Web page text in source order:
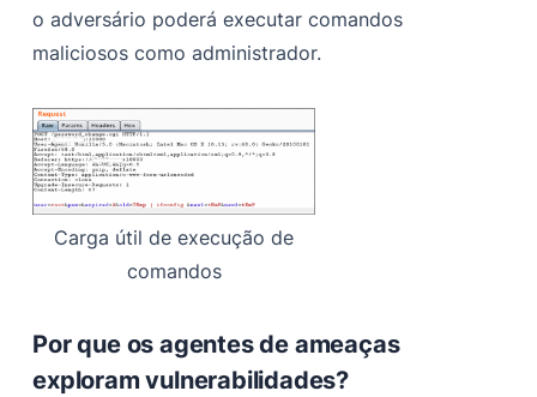
o adversário poderá executar comandos
maliciosos como administrador.
Carga útil de execução de
comandos
Por que os agentes de ameaças
exploram vulnerabilidades?